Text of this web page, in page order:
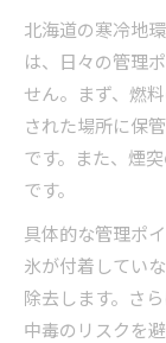
北海道の寒冷地
は、日々の管理
せん。まず、燃
された場所に保
です。また、煙
です。
具体的な管理ポ
氷が付着してい
除去します。さ
中毒のリスクを